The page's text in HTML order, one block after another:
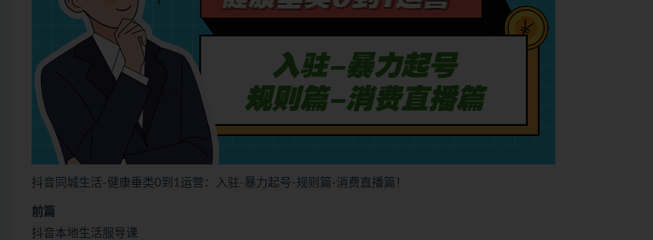
抖音同城生活-健康垂类0到1运营：入驻-暴力起号-规则篇-消费直播篇！
前篇
抖音本地生活服导课